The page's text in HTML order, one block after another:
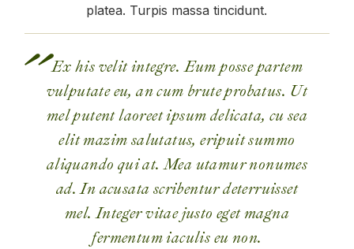
platea. Turpis massa tincidunt.
Ex his velit integre. Eum posse partem
vulputate eu, an cum brute probatus. Ut
mel putent laoreet ipsum delicata, cu sea
elit mazim salutatus, eripuit summo
aliquando qui at. Mea utamur nonumes
ad. In acusata scribentur deterruisset
mel. Integer vitae justo eget magna
fermentum iaculis eu non.